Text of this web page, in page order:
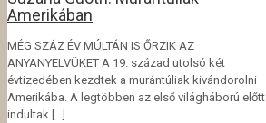
Amerikában
MÉG SZÁZ ÉV MÚLTÁN IS ŐRZIK AZ
ANYANYELVÜKET A 19. század utolsó két
évtizedében kezdtek a murántúliak kivándorolni
Amerikába. A legtöbben az első világháború előtt
indultak […]